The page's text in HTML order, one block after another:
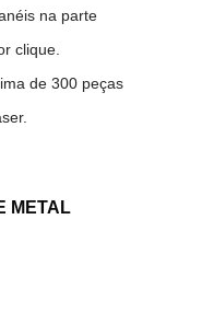
na parte
clique.
de 300 peças
METAL